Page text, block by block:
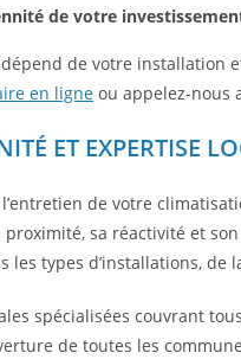
de votre
de votre installation
en ligne ou appelez-nous
ET EXPERTISE
de votre
proximité, sa réactivité et
les types d’installations,
spécialisées couvrant
de toutes les